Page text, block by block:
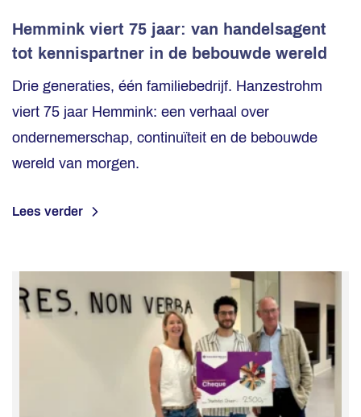
Hemmink viert 75 jaar: van handelsagent
tot kennispartner in de bebouwde wereld
Drie generaties, één familiebedrijf. Hanzestrohm
viert 75 jaar Hemmink: een verhaal over
ondernemerschap, continuïteit en de bebouwde
wereld van morgen.
Lees verder